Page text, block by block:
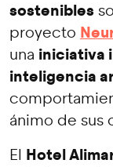
sostenibles
proyecto
una iniciativa
inteligencia
ánimo de sus
El Hotel